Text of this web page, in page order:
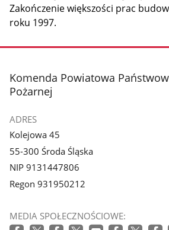
Zakończenie większości prac
roku 1997.
stopka
Komenda Powiatowa
Pożarnej
ADRES
Kolejowa 45
55-300 Środa Śląska
NIP 9131447806
Regon 931950212
MEDIA SPOŁECZNOŚCIOWE: